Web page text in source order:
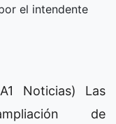
el intendente
Noticias) Las
de